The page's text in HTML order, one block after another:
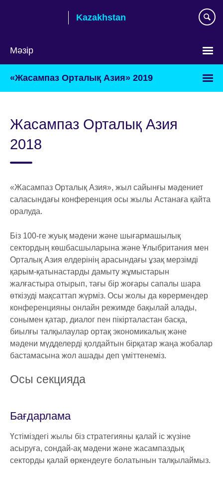
Kazakhstan
Мәзір
таңдаңыз
«Жасампаз Орталық Азия» 2019
Жасампаз Орталық Азия
2018
«Жасампаз Орталық Азия», жыл сайынғы мәдениет
саласындағы конференция осы жылы Астанаға қайта
оралуда.
Біз 100-ге жуық мәдени және шығармашылық
сектордың көшбасшыларына және Ұлыбритания мен
Орталық Азия елдерінің арасындағы ұзақ мерзімді
қарым-қатынастарды дамыту жұмыстарын
жалғастыра отырып, тағы бір жоғары сапалы шара
өткізуді мақсаттап жүрміз. Осы жолы да көрермендер
конференцияны онлайн режимде бақылай алады,
сонымен қатар, диалог пен пікірталастан басқа,
биылғы талқылаулар ортақ экономикалық және
мәдени мүдделерді қолдайтын бірқатар жаңа жобалар
бастамасына жол ашады деп үміттенеміз.
Осы секцияда
Бағдарлама
Үстіміздегі жылы біз стратегияны қалай іс жүзіне
асыруға, сондай-ақ мәдени және жасампаздық
секторды қалай өркендеуге болатынын талқылаймыз.